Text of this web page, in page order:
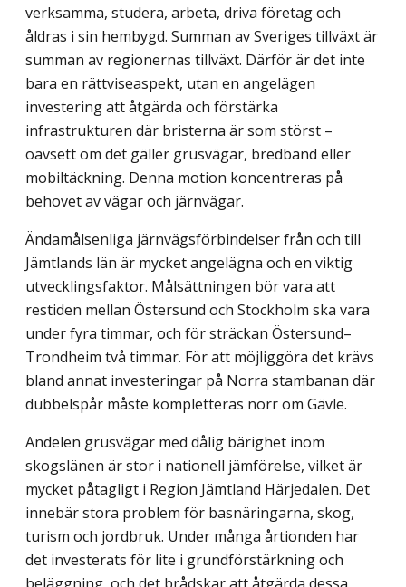
verksamma, studera, arbeta, driva företag och
åldras i sin hembygd. Summan av Sveriges tillväxt är
summan av regionernas tillväxt. Därför är det inte
bara en rättviseaspekt, utan en angelägen
investering att åtgärda och förstärka
infrastrukturen där bristerna är som störst –
oavsett om det gäller grusvägar, bredband eller
mobiltäckning. Denna motion koncentreras på
behovet av vägar och järnvägar.
Ändamålsenliga järnvägsförbindelser från och till
Jämtlands län är mycket angelägna och en viktig
utvecklingsfaktor. Målsättningen bör vara att
restiden mellan Östersund och Stockholm ska vara
under fyra timmar, och för sträckan Östersund–
Trondheim två timmar. För att möjliggöra det krävs
bland annat investeringar på Norra stambanan där
dubbelspår måste kompletteras norr om Gävle.
Andelen grusvägar med dålig bärighet inom
skogslänen är stor i nationell jäm­förelse, vilket är
mycket påtagligt i Region Jämtland Härjedalen. Det
innebär stora problem för basnäringarna, skog,
turism och jordbruk. Under många årtionden har
det investerats för lite i grundförstärkning och